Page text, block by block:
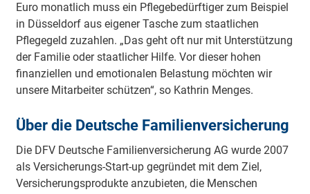
Euro monatlich muss ein Pflegebedürftiger zum Beispiel
in Düsseldorf aus eigener Tasche zum staatlichen
Pflegegeld zuzahlen. „Das geht oft nur mit Unterstützung
der Familie oder staatlicher Hilfe. Vor dieser hohen
finanziellen und emotionalen Belastung möchten wir
unsere Mitarbeiter schützen“, so Kathrin Menges.
Über die Deutsche Familienversicherung
Die DFV Deutsche Familienversicherung AG wurde 2007
als Versicherungs-Start-up gegründet mit dem Ziel,
Versicherungsprodukte anzubieten, die Menschen